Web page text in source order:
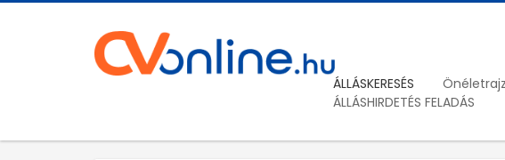
ÁLLÁSKERESÉS
ÁLLÁSHIRDETÉS FELADÁS